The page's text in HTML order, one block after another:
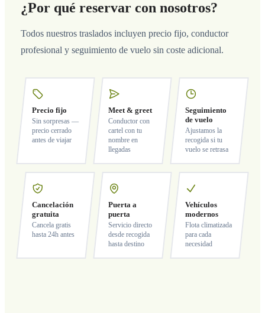
¿Por qué reservar con nosotros?
Todos nuestros traslados incluyen precio fijo, conductor
profesional y seguimiento de vuelo sin coste adicional.
Precio fijo
Sin sorpresas —
precio cerrado
antes de viajar
Meet & greet
Conductor con
cartel con tu
nombre en
llegadas
Seguimiento
de vuelo
Ajustamos la
recogida si tu
vuelo se retrasa
Cancelación
gratuita
Cancela gratis
hasta 24h antes
Puerta a
puerta
Servicio directo
desde recogida
hasta destino
Vehículos
modernos
Flota climatizada
para cada
necesidad